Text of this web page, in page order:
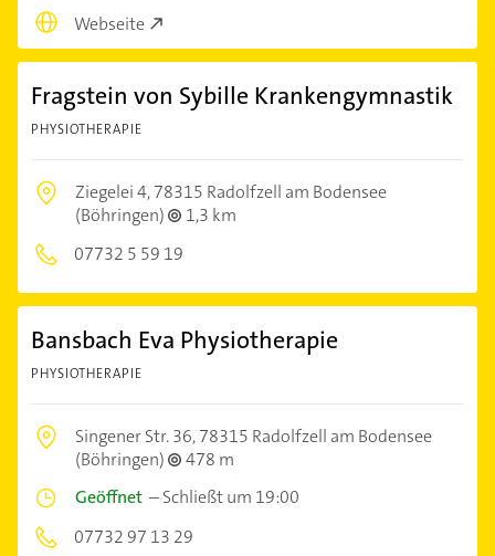
Webseite
Fragstein von Sybille Krankengymnastik
PHYSIOTHERAPIE
Ziegelei 4,78315 Radolfzell am Bodensee
(Böhringen)
1,3 km
07732 5 59 19
Bansbach Eva Physiotherapie
PHYSIOTHERAPIE
Singener Str. 36,78315 Radolfzell am Bodensee
(Böhringen)
478 m
Geöffnet –Schließt um 19:00
07732 97 13 29